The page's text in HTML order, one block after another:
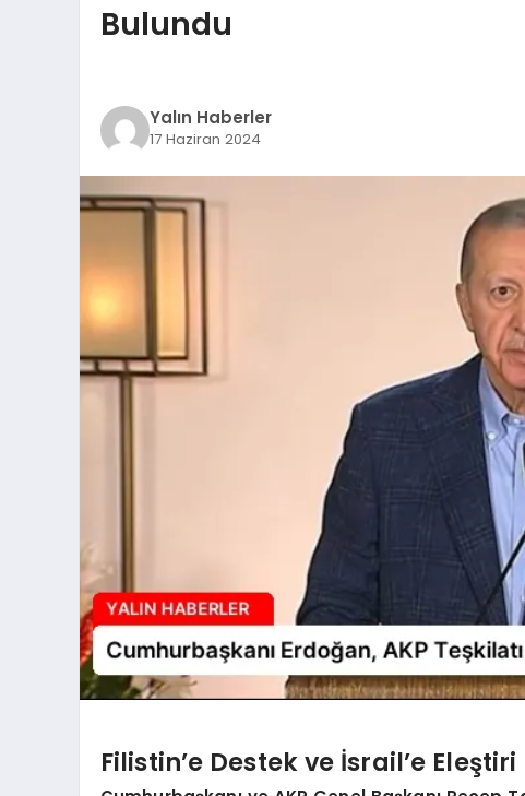
Bulundu
Yalın Haberler
17 Haziran 2024
Filistin’e Destek ve İsrail’e Eleştiri